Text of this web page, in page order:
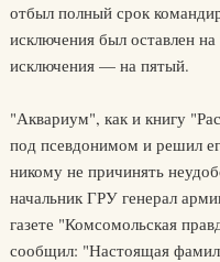
отбыл полный срок
исключения был оставлен
исключения — на пятый.
"Аквариум", как и книгу
под псевдонимом и решил
никому не причинять
начальник ГРУ генерал
газете "Комсомольская
сообщил: "Настоящая